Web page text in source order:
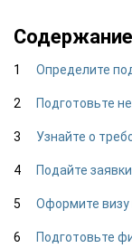
Содержание
Определите
Подготовьте
Узнайте о
Подайте
Оформите визу
Подготовьте